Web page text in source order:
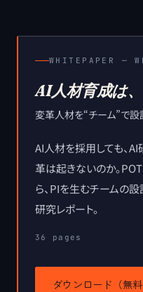
WHITEPAPER ─
AI人材育成は
変革人材を“チーム”で設
AI人材を採用しても、
革は起きないのか。
ら、PIを生むチームの
研究レポート。
36 pages
ダウンロード（無料